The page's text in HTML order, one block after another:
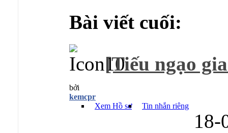
Bài viết cuối:
[Tiếu ngạo
bởi
kemcpr
Xem Hồ sơ
Tin nhắn riêng